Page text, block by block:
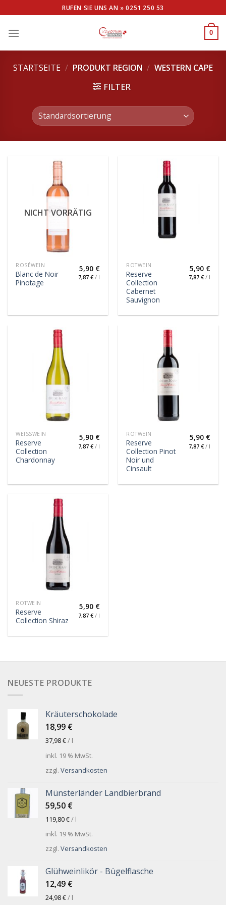
to
content
RUFEN SIE UNS AN »0251 250 53
0
STARTSEITE / PRODUKT REGION / WESTERN CAPE
FILTER
NICHT VORRÄTIG
ROSÉWEIN
Blanc de Noir
Pinotage
5,90 €
7,87 €/ l
ROTWEIN
Reserve
Collection
Cabernet
Sauvignon
5,90 €
7,87 €/ l
WEISSWEIN
Reserve
Collection
Chardonnay
5,90 €
7,87 €/ l
ROTWEIN
Reserve
Collection Pinot
Noir und
Cinsault
5,90 €
7,87 €/ l
ROTWEIN
Reserve
Collection Shiraz
5,90 €
7,87 €/ l
NEUESTE PRODUKTE
Kräuterschokolade
18,99 €
37,98€/ l
inkl. 19 % MwSt.
zzgl. Versandkosten
Münsterländer Landbierbrand
59,50 €
119,80€/ l
inkl. 19 % MwSt.
zzgl. Versandkosten
Glühweinlikör - Bügelflasche
12,49 €
24,98€/ l